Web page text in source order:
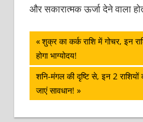
और सकारात्मक ऊर्जा देने वाला
पोस्ट
नेविगेशन
Previous
Post:
शुक्र का कर्क राशि में गोचर, इन
होगा भाग्योदय!
Next
Post:
शनि-मंगल की दृष्टि से, इन 2
जाएं सावधान!